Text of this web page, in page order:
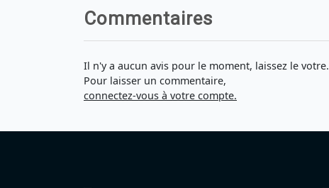
Commentaires
Il n'y a aucun avis pour le moment, laissez le votre.
Pour laisser un commentaire,
connectez-vous à votre compte.